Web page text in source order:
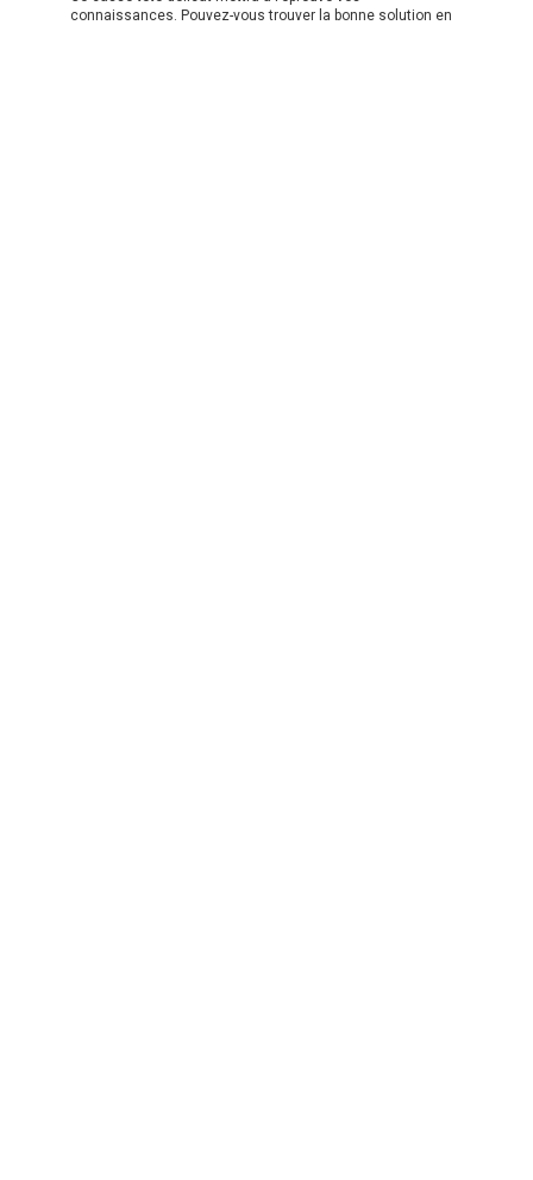
connaissances. Pouvez-vous trouver la bonne solution en